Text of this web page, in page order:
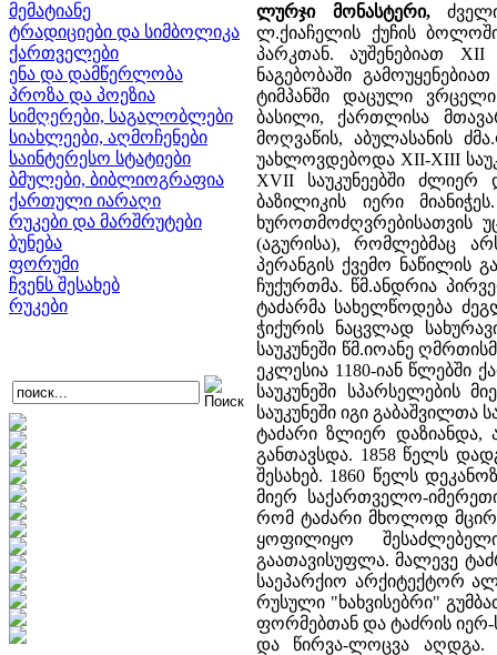
მემატიანე
ტრადიციები და სიმბოლიკა
ქართველები
ენა და დამწერლობა
პროზა და პოეზია
სიმღერები, საგალობლები
სიახლეები, აღმოჩენები
საინტერესო სტატიები
ბმულები, ბიბლიოგრაფია
ქართული იარაღი
რუკები და მარშრუტები
ბუნება
ფორუმი
ჩვენს შესახებ
რუკები
ლურჯი მონასტერი,ძველი
ლ.ქიაჩელის ქუჩის
პარკთან. აუშენებიათ
ნაგებობაში
ტიმპანში დაცული
ბასილი, ქართლისა
მოღვაწის, აბულასანის
უახლოვდებოდა XII-XIII
XVII საუკუნეებში ძლიერ
ბაზილიკის იერი
ხუროთმოძღვრებისათვის
(აგურისა), რომლებმაც
პერანგის ქვემო ნაწილის
ჩუქურთმა. წმ.ანდრია
ტაძარმა სახელწოდება
ჭიქურის ნაცვლად
საუკუნეში წმ.იოანე
ეკლესია 1180-იან წლებში
საუკუნეში სპარსელების
საუკუნეში იგი
ტაძარი ზლიერ დაზიანდა,
განთავსდა. 1858 წელს
შესახებ. 1860 წელს
მიერ საქართველო-
რომ ტაძარი მხოლოდ მცირე
ყოფილიყო
გაათავისუფლა. მალევე
საეპარქიო არქიტექტორ
რუსული "ხახვისებრი"
ფორმებთან და ტაძრის
და წირვა-ლოცვა აღდგა.